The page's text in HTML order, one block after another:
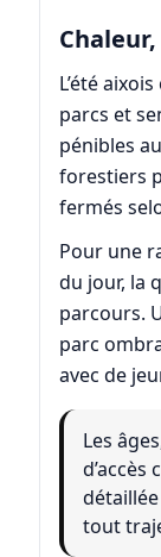
L’été
parcs et
pénibles
forestiers
fermés
Pour une
du jour, la
parcours.
parc
avec de
Les
d’accès
tout